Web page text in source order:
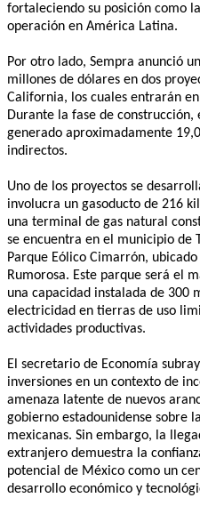
fortaleciendo su posición como
operación en América Latina.
Por otro lado, Sempra anunció
millones de dólares en dos
California, los cuales entrarán
Durante la fase de construcción,
generado aproximadamente
indirectos.
Uno de los proyectos se
involucra un gasoducto de 216
una terminal de gas natural
se encuentra en el municipio de
Parque Eólico Cimarrón,
Rumorosa. Este parque será el
una capacidad instalada de 300
electricidad en tierras de uso
actividades productivas.
El secretario de Economía
inversiones en un contexto de
amenaza latente de nuevos
gobierno estadounidense sobre
mexicanas. Sin embargo, la
extranjero demuestra la
potencial de México como un
desarrollo económico y